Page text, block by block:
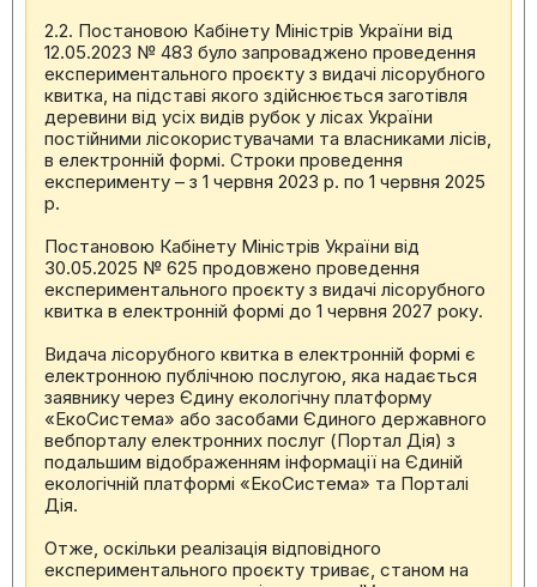
2.2. Постановою Кабінету Міністрів України від
12.05.2023 № 483 було запроваджено проведення
експериментального проєкту з видачі лісорубного
квитка, на підставі якого здійснюється заготівля
деревини від усіх видів рубок у лісах України
постійними лісокористувачами та власниками лісів,
в електронній формі. Строки проведення
експерименту – з 1 червня 2023 р. по 1 червня 2025
р.
Постановою Кабінету Міністрів України від
30.05.2025 № 625 продовжено проведення
експериментального проєкту з видачі лісорубного
квитка в електронній формі до 1 червня 2027 року.
Видача лісорубного квитка в електронній формі є
електронною публічною послугою, яка надається
заявнику через Єдину екологічну платформу
«ЕкоСистема» або засобами Єдиного державного
вебпорталу електронних послуг (Портал Дія) з
подальшим відображенням інформації на Єдиній
екологічній платформі «ЕкоСистема» та Порталі
Дія.
Отже, оскільки реалізація відповідного
експериментального проєкту триває, станом на